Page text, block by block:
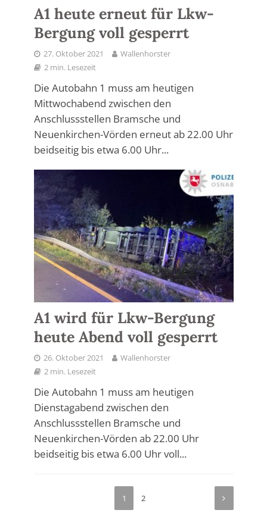
A1 heute erneut für Lkw-
Bergung voll gesperrt
27. Oktober 2021
Wallenhorster
2 min. Lesezeit
Die Autobahn 1 muss am heutigen
Mittwochabend zwischen den
Anschlussstellen Bramsche und
Neuenkirchen-Vörden erneut ab 22.00 Uhr
beidseitig bis etwa 6.00 Uhr...
A1 wird für Lkw-Bergung
heute Abend voll gesperrt
26. Oktober 2021
Wallenhorster
2 min. Lesezeit
Die Autobahn 1 muss am heutigen
Dienstagabend zwischen den
Anschlussstellen Bramsche und
Neuenkirchen-Vörden ab 22.00 Uhr
beidseitig bis etwa 6.00 Uhr voll...
1 2